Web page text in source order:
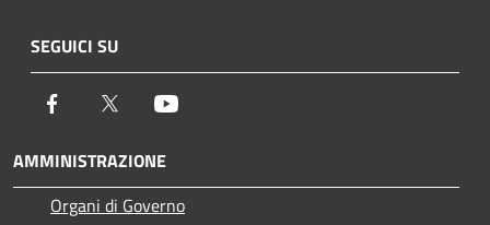
SEGUICI SU
Facebook Twitter
AMMINISTRAZIONE
Organi di Governo